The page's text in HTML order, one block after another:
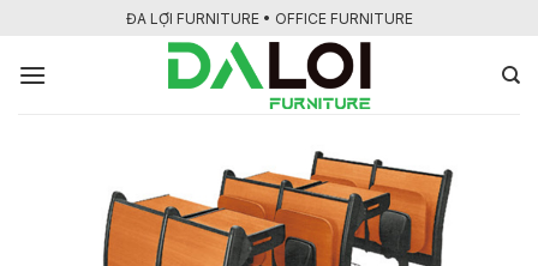
nội
ĐA LỢI FURNITURE • OFFICE FURNITURE